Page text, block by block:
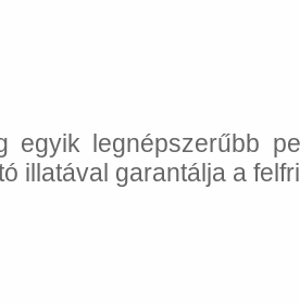
egyik legnépszerűbb
illatával garantálja a